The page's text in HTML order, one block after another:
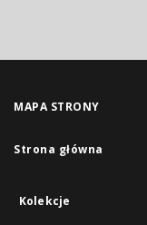
MAPA STRONY
Strona główna
Kolekcje